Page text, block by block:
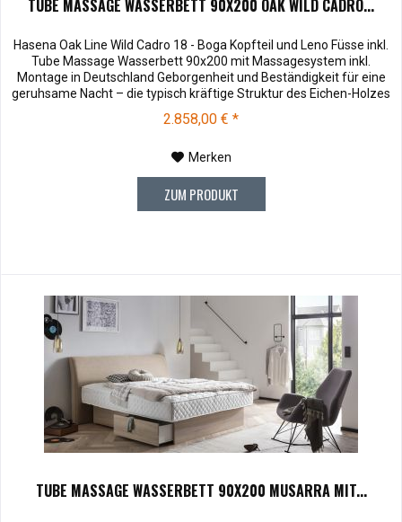
TUBE MASSAGE WASSERBETT 90X200 OAK WILD CADRO...
Hasena Oak Line Wild Cadro 18 - Boga Kopfteil und Leno Füsse inkl.
Tube Massage Wasserbett 90x200 mit Massagesystem inkl.
Montage in Deutschland Geborgenheit und Beständigkeit für eine
geruhsame Nacht – die typisch kräftige Struktur des Eichen-Holzes
in Kombination mit den separaten Fuss- und Eckelementen verleiht
unserer Oak-Line eine starke und behagliche Aura. Dieses...
2.858,00 € *
Merken
ZUM PRODUKT
TUBE MASSAGE WASSERBETT 90X200 MUSARRA MIT...